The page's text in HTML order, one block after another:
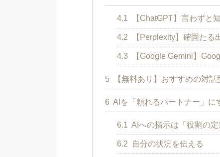
4.1 【ChatGPT】言わずと
4.2 【Perplexity】確固たる
4.3 【Google Gemini】
5 【無料あり】おすすめの対
6 AIを「頼れるパートナー」に
6.1 AIへの指示は「役割の
6.2 自分の状況を伝える